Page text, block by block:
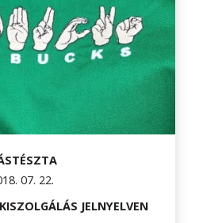
07. 22.
JELNYELVEN